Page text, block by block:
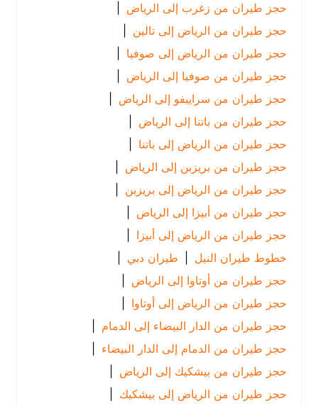
حجز طيران من زغرب إلى الرياض
|
حجز طيران من الرياض إلى تالين
|
حجز طيران من الرياض إلى صوفيا
|
حجز طيران من صوفيا إلى الرياض
|
حجز طيران من سراييفو إلى الرياض
|
حجز طيران من باتنا إلى الرياض
|
حجز طيران من الرياض إلى باتنا |
حجز طيران من بريزبن إلى الرياض
|
حجز طيران من الرياض إلى بريزبن |
حجز طيران من أبيزا إلى الرياض
|
حجز طيران من الرياض إلى أبيزا
خطوط طيران النيل | طيران دبي |
حجز طيران من أوتاوا إلى الرياض
|
حجز طيران من الرياض إلى أوتاوا |
حجز طيران من الدار البيضاء إلى الدمام
|
حجز طيران من الدمام إلى الدار البيضاء |
حجز طيران من بيشكيك إلى الرياض
|
حجز طيران من الرياض إلى بيشكيك |